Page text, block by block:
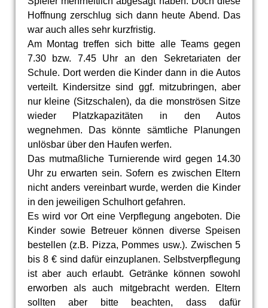
Hoffnung zerschlug sich dann heute Abend. Das
war auch alles sehr kurzfristig.
Am Montag treffen sich bitte alle Teams gegen
7.30 bzw. 7.45 Uhr an den Sekretariaten der
Schule. Dort werden die Kinder dann in die Autos
verteilt. Kindersitze sind ggf. mitzubringen, aber
nur kleine (Sitzschalen), da die monströsen Sitze
wieder Platzkapazitäten in den Autos
wegnehmen. Das könnte sämtliche Planungen
unlösbar über den Haufen werfen.
Das mutmaßliche Turnierende wird gegen 14.30
Uhr zu erwarten sein. Sofern es zwischen Eltern
nicht anders vereinbart wurde, werden die Kinder
in den jeweiligen Schulhort gefahren.
Es wird vor Ort eine Verpflegung angeboten. Die
Kinder sowie Betreuer können diverse Speisen
bestellen (z.B. Pizza, Pommes usw.). Zwischen 5
bis 8 € sind dafür einzuplanen. Selbstverpflegung
ist aber auch erlaubt. Getränke können sowohl
erworben als auch mitgebracht werden. Eltern
sollten aber bitte beachten, dass dafür